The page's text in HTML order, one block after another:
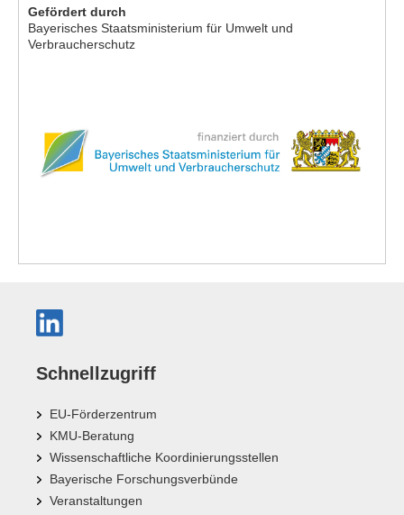
Gefördert durch
Bayerisches Staatsministerium für Umwelt und
Verbraucherschutz
Schnellzugriff
EU-Förderzentrum
KMU-Beratung
Wissenschaftliche Koordinierungsstellen
Bayerische Forschungsverbünde
Veranstaltungen